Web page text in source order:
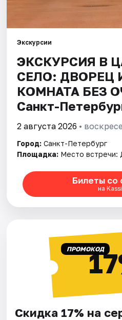
Экскурсии
ЭКСКУРСИЯ В
СЕЛО: ДВОРЕЦ
КОМНАТА БЕЗ
Санкт-
2 августа 2026 •
Город: Санкт-Петербург
Площадка: Место встречи:
Билеты со
на
ПРОМОКОД
Скидка 17% на